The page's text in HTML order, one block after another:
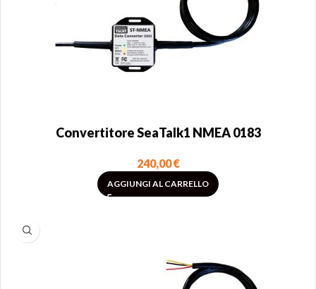
Convertitore SeaTalk1 NMEA 0183
240,00€
AGGIUNGI AL CARRELLO